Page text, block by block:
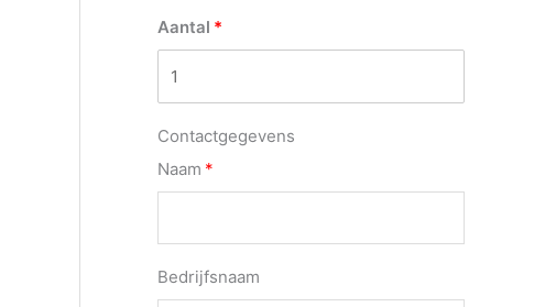
Aantal
Contactgegevens
Naam
Bedrijfsnaam